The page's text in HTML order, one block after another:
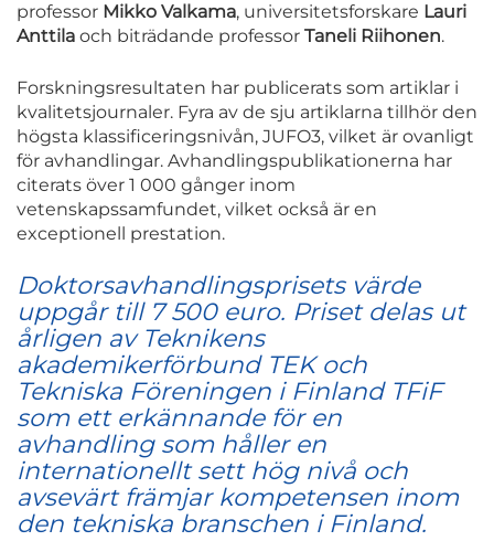
professor Mikko Valkama, universitetsforskare Lauri
Anttila och biträdande professor Taneli Riihonen.
Forskningsresultaten har publicerats som artiklar i
kvalitetsjournaler. Fyra av de sju artiklarna tillhör den
högsta klassificeringsnivån, JUFO3, vilket är ovanligt
för avhandlingar. Avhandlingspublikationerna har
citerats över 1 000 gånger inom
vetenskapssamfundet, vilket också är en
exceptionell prestation.
Doktorsavhandlingsprisets värde
uppgår till 7 500 euro. Priset delas ut
årligen av Teknikens
akademikerförbund TEK och
Tekniska Föreningen i Finland TFiF
som ett erkännande för en
avhandling som håller en
internationellt sett hög nivå och
avsevärt främjar kompetensen inom
den tekniska branschen i Finland.